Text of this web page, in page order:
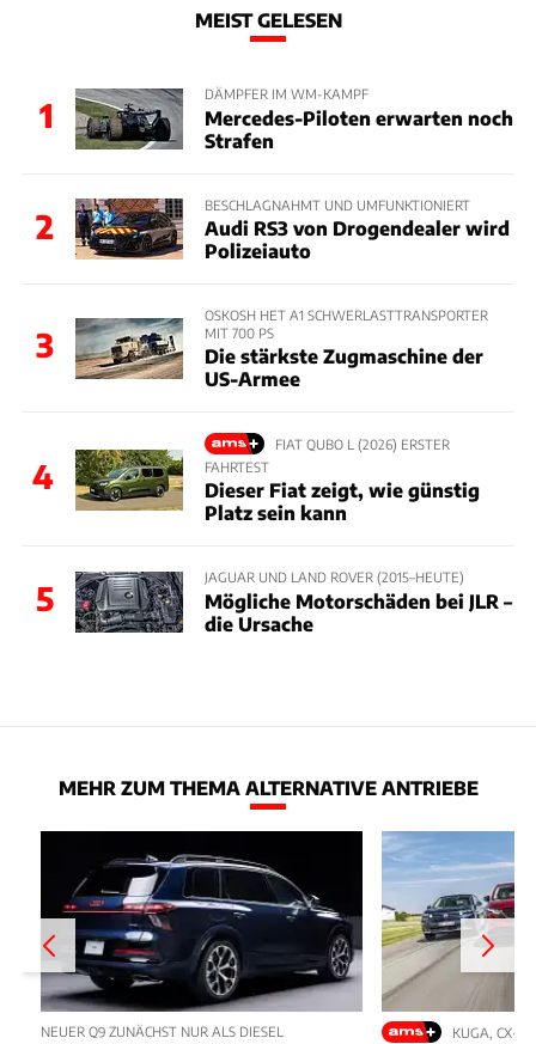
MEIST GELESEN
1
DÄMPFER IM WM-KAMPF
Mercedes-Piloten erwarten noch
Strafen
2
BESCHLAGNAHMT UND UMFUNKTIONIERT
Audi RS3 von Drogendealer wird
Polizeiauto
3
OSKOSH HET A1 SCHWERLASTTRANSPORTER
MIT 700 PS
Die stärkste Zugmaschine der
US-Armee
4
FIAT QUBO L (2026) ERSTER
FAHRTEST
Dieser Fiat zeigt, wie günstig
Platz sein kann
5
JAGUAR UND LAND ROVER (2015–HEUTE)
Mögliche Motorschäden bei JLR –
die Ursache
MEHR ZUM THEMA ALTERNATIVE ANTRIEBE
NEUER Q9 ZUNÄCHST NUR ALS DIESEL
KUGA, CX-5,